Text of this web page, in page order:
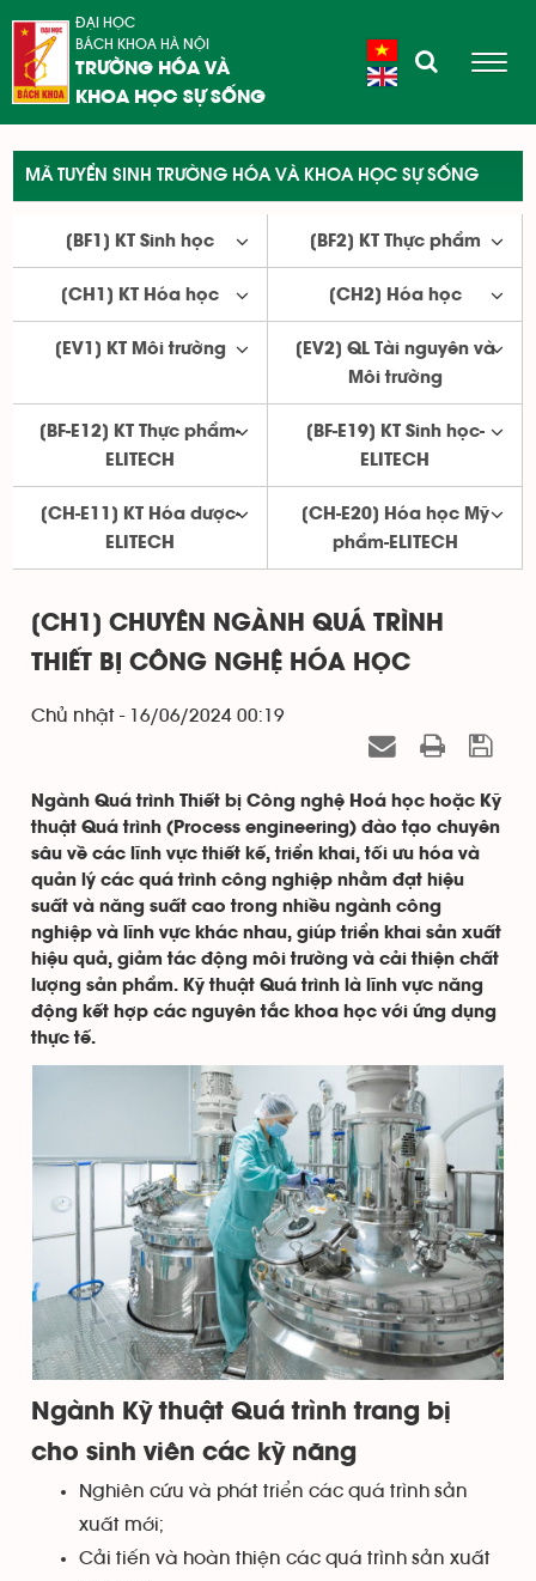
ĐẠI HỌC
BÁCH KHOA HÀ NỘI
TRƯỜNG HÓA VÀ
KHOA HỌC SỰ SỐNG
MÃ TUYỂN SINH TRƯỜNG HÓA VÀ KHOA HỌC SỰ SỐNG
[BF1] KT Sinh học [BF2] KT Thực phẩm
[CH1] KT Hóa học [CH2] Hóa học
[EV1] KT Môi trường
[EV2] QL Tài nguyên và
Môi trường
[BF-E12] KT Thực phẩm-
ELITECH
[BF-E19] KT Sinh học-
ELITECH
[CH-E11] KT Hóa dược-
ELITECH
[CH-E20] Hóa học Mỹ
phẩm-ELITECH
[CH1] CHUYÊN NGÀNH QUÁ TRÌNH
THIẾT BỊ CÔNG NGHỆ HÓA HỌC
Chủ nhật - 16/06/2024 00:19
Ngành Quá trình Thiết bị Công nghệ Hoá học hoặc Kỹ
thuật Quá trình (Process engineering) đào tạo chuyên
sâu về các lĩnh vực thiết kế, triển khai, tối ưu hóa và
quản lý các quá trình công nghiệp nhằm đạt hiệu
suất và năng suất cao trong nhiều ngành công
nghiệp và lĩnh vực khác nhau, giúp triển khai sản xuất
hiệu quả, giảm tác động môi trường và cải thiện chất
lượng sản phẩm. Kỹ thuật Quá trình là lĩnh vực năng
động kết hợp các nguyên tắc khoa học với ứng dụng
thực tế.
Ngành Kỹ thuật Quá trình trang bị
cho sinh viên các kỹ năng
Nghiên cứu và phát triển các quá trình sản
xuất mới;
Cải tiến và hoàn thiện các quá trình sản xuất